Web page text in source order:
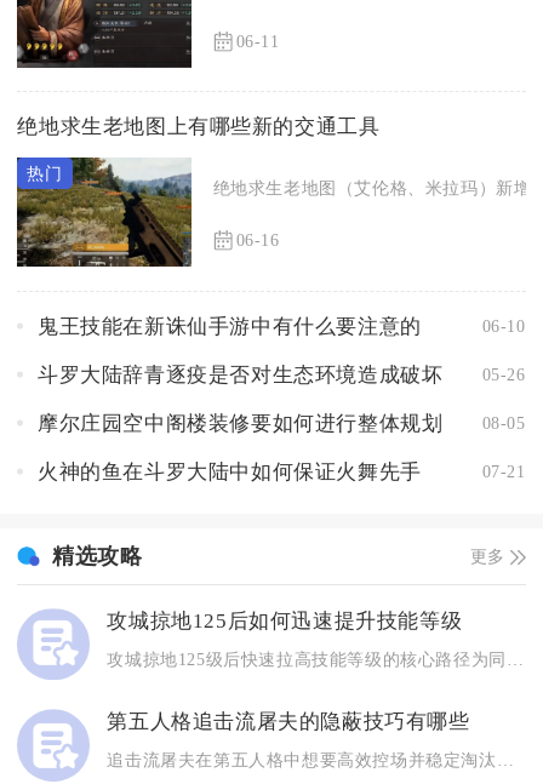
06-11
绝地求生老地图上有哪些新的交通工具
绝地求生老地图（艾伦格、米拉玛）新增
06-16
鬼王技能在新诛仙手游中有什么要注意的 06-10
斗罗大陆辞青逐疫是否对生态环境造成破坏 05-26
摩尔庄园空中阁楼装修要如何进行整体规划 08-05
火神的鱼在斗罗大陆中如何保证火舞先手 07-21
精选攻略 更多
攻城掠地125后如何迅速提升技能等级
第五人格追击流屠夫的隐蔽技巧有哪些
追击流屠夫在第五人格中想要高效控场并稳定淘汰求生者，核心在于...